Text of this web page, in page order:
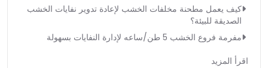
كيف يعمل مطحنة مخلفات الخشب لإعادة تدوير نفايات الخشب
الصديقة للبيئة؟
مفرمة فروع الخشب 5 طن/ساعه لإدارة النفايات بسهولة
اقرأ المزيد